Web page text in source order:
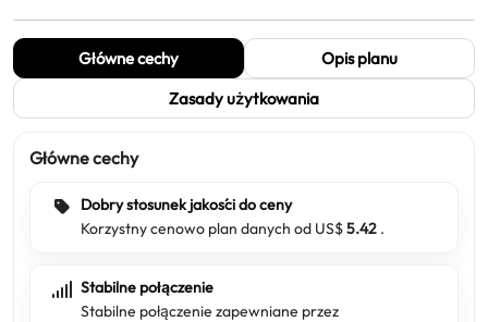
Główne cechy
Opis planu
Zasady użytkowania
Główne cechy
Dobry stosunek jakości do ceny
Korzystny cenowo plan danych od US$5.42 .
Stabilne połączenie
Stabilne połączenie zapewniane przez